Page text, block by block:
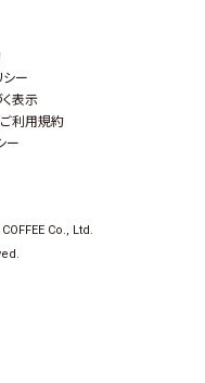
シー
表示
利用規約
ー
Co., Ltd.